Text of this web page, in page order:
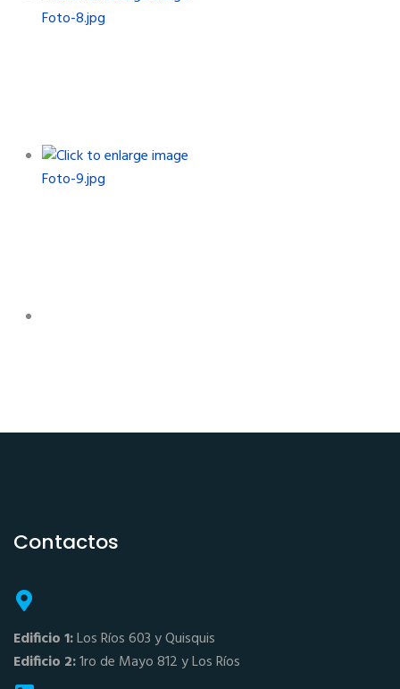
Contactos
Edificio 1:Los Ríos 603 y Quisquis
Edificio 2:1ro de Mayo 812 y Los Ríos